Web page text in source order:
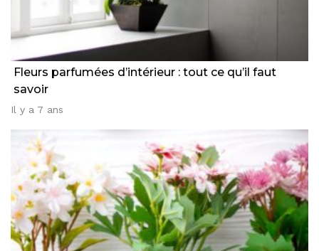
Fleurs parfumées d’intérieur : tout ce qu’il faut
savoir
Il y a 7 ans